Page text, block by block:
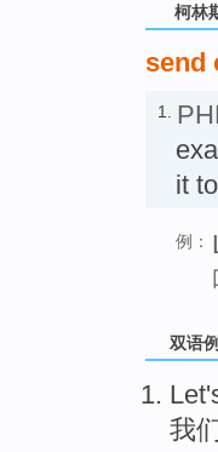
柯林
send
1.
it
例：
双语
我